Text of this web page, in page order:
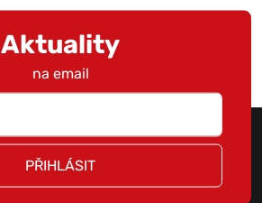
Aktuality
na email
PŘIHLÁSIT